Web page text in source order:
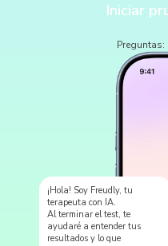
Iniciar
Preguntas:
¡Hola! Soy Freudly, tu
terapeuta con IA.
Al terminar el test, te
ayudaré a entender tus
resultados y lo que